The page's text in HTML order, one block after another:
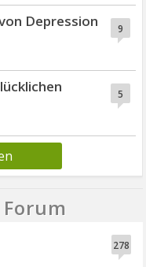
9
Depression
5
278